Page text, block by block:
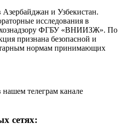
и Узбекистан.
исследования в
ФГБУ «ВНИИЗЖ». По
признана безопасной и
нормам принимающих
нашем телеграм канале
сетях: